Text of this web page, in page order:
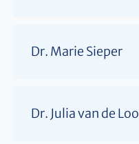
Dr. Marie Sieper
Dr. Julia van de Loo